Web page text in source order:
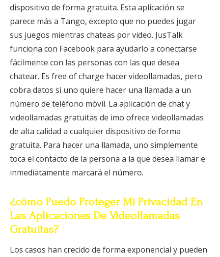
dispositivo de forma gratuita. Esta aplicación se
parece más a Tango, excepto que no puedes jugar
sus juegos mientras chateas por video. JusTalk
funciona con Facebook para ayudarlo a conectarse
fácilmente con las personas con las que desea
chatear. Es free of charge hacer videollamadas, pero
cobra datos si uno quiere hacer una llamada a un
número de teléfono móvil. La aplicación de chat y
videollamadas gratuitas de imo ofrece videollamadas
de alta calidad a cualquier dispositivo de forma
gratuita. Para hacer una llamada, uno simplemente
toca el contacto de la persona a la que desea llamar e
inmediatamente marcará el número.
¿cómo Puedo Proteger Mi Privacidad En
Las Aplicaciones De Videollamadas
Gratuitas?
Los casos han crecido de forma exponencial y pueden